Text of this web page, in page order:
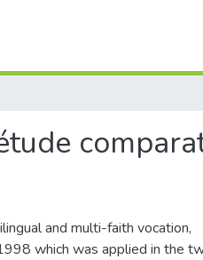
and multi-faith vocation,
which was applied in the